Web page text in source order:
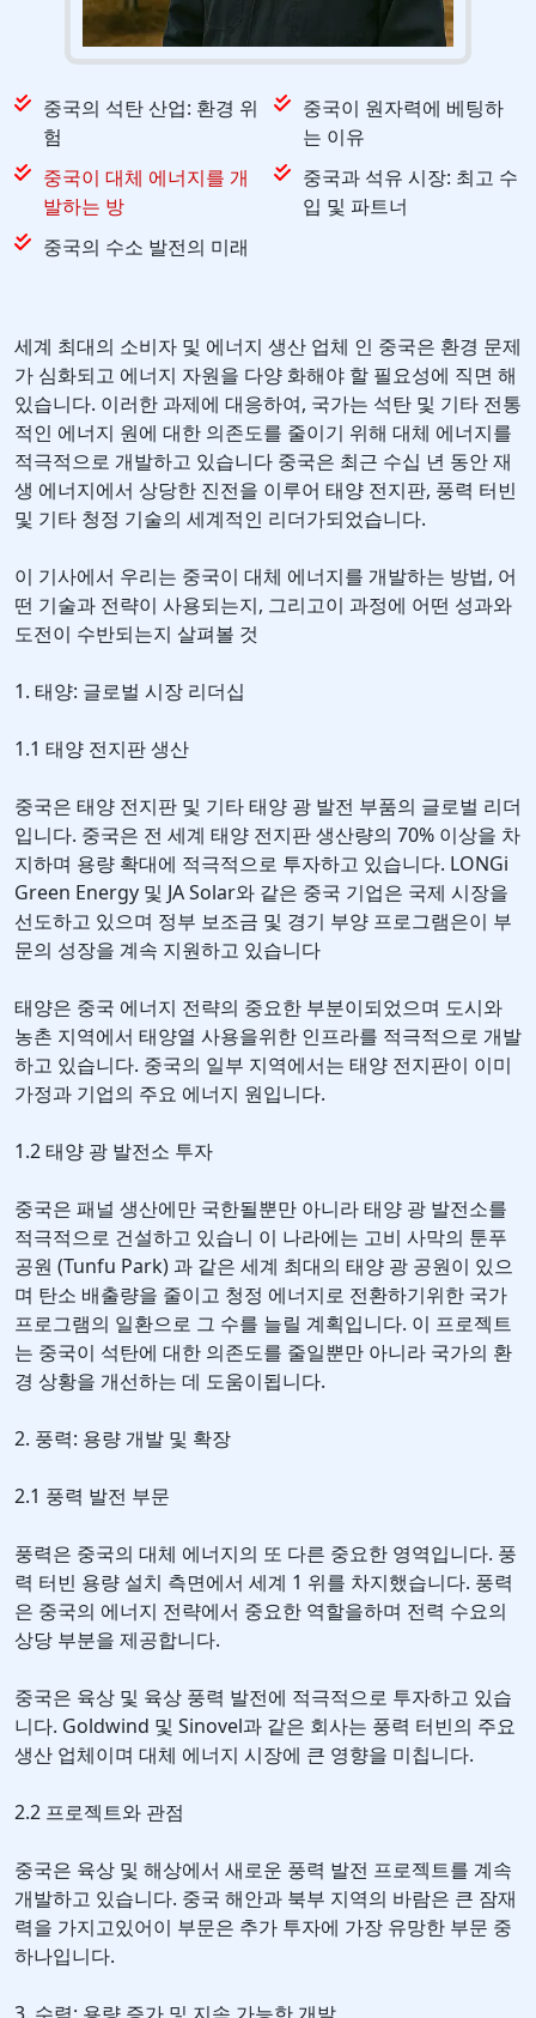
중국의 석탄 산업: 환경 위
험
중국이 원자력에 베팅하
는 이유
중국이 대체 에너지를 개
발하는 방
중국과 석유 시장: 최고 수
입 및 파트너
중국의 수소 발전의 미래
세계 최대의 소비자 및 에너지 생산 업체 인 중국은 환경 문제
가 심화되고 에너지 자원을 다양 화해야 할 필요성에 직면 해
있습니다. 이러한 과제에 대응하여, 국가는 석탄 및 기타 전통
적인 에너지 원에 대한 의존도를 줄이기 위해 대체 에너지를
적극적으로 개발하고 있습니다 중국은 최근 수십 년 동안 재
생 에너지에서 상당한 진전을 이루어 태양 전지판, 풍력 터빈
및 기타 청정 기술의 세계적인 리더가되었습니다.
이 기사에서 우리는 중국이 대체 에너지를 개발하는 방법, 어
떤 기술과 전략이 사용되는지, 그리고이 과정에 어떤 성과와
도전이 수반되는지 살펴볼 것
1. 태양: 글로벌 시장 리더십
1.1 태양 전지판 생산
중국은 태양 전지판 및 기타 태양 광 발전 부품의 글로벌 리더
입니다. 중국은 전 세계 태양 전지판 생산량의 70% 이상을 차
지하며 용량 확대에 적극적으로 투자하고 있습니다. LONGi
Green Energy 및 JA Solar와 같은 중국 기업은 국제 시장을
선도하고 있으며 정부 보조금 및 경기 부양 프로그램은이 부
문의 성장을 계속 지원하고 있습니다
태양은 중국 에너지 전략의 중요한 부분이되었으며 도시와
농촌 지역에서 태양열 사용을위한 인프라를 적극적으로 개발
하고 있습니다. 중국의 일부 지역에서는 태양 전지판이 이미
가정과 기업의 주요 에너지 원입니다.
1.2 태양 광 발전소 투자
중국은 패널 생산에만 국한될뿐만 아니라 태양 광 발전소를
적극적으로 건설하고 있습니 이 나라에는 고비 사막의 툰푸
공원 (Tunfu Park) 과 같은 세계 최대의 태양 광 공원이 있으
며 탄소 배출량을 줄이고 청정 에너지로 전환하기위한 국가
프로그램의 일환으로 그 수를 늘릴 계획입니다. 이 프로젝트
는 중국이 석탄에 대한 의존도를 줄일뿐만 아니라 국가의 환
경 상황을 개선하는 데 도움이됩니다.
2. 풍력: 용량 개발 및 확장
2.1 풍력 발전 부문
풍력은 중국의 대체 에너지의 또 다른 중요한 영역입니다. 풍
력 터빈 용량 설치 측면에서 세계 1 위를 차지했습니다. 풍력
은 중국의 에너지 전략에서 중요한 역할을하며 전력 수요의
상당 부분을 제공합니다.
중국은 육상 및 육상 풍력 발전에 적극적으로 투자하고 있습
니다. Goldwind 및 Sinovel과 같은 회사는 풍력 터빈의 주요
생산 업체이며 대체 에너지 시장에 큰 영향을 미칩니다.
2.2 프로젝트와 관점
중국은 육상 및 해상에서 새로운 풍력 발전 프로젝트를 계속
개발하고 있습니다. 중국 해안과 북부 지역의 바람은 큰 잠재
력을 가지고있어이 부문은 추가 투자에 가장 유망한 부문 중
하나입니다.